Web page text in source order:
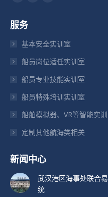
在
新
口
中
打
新
口
中
打
新
口
中
打
服务
基本安全实训室
船员岗位适任实训室
船员专业技能实训室
船员特殊培训实训室
船舶模拟器、VR等智能实
定制其他航海类相关
新闻中心
武汉港区海事处联合
统